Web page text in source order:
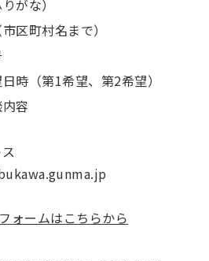
がな）
区町村名まで）
時（第1希望、第2希望）
容
ォームはこちらから